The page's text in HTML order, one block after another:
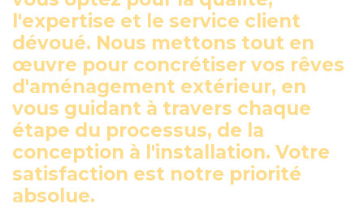
l'expertise et le service client
dévoué. Nous mettons tout en
œuvre pour concrétiser vos rêves
d'aménagement extérieur, en
vous guidant à travers chaque
étape du processus, de la
conception à l'installation. Votre
satisfaction est notre priorité
absolue.